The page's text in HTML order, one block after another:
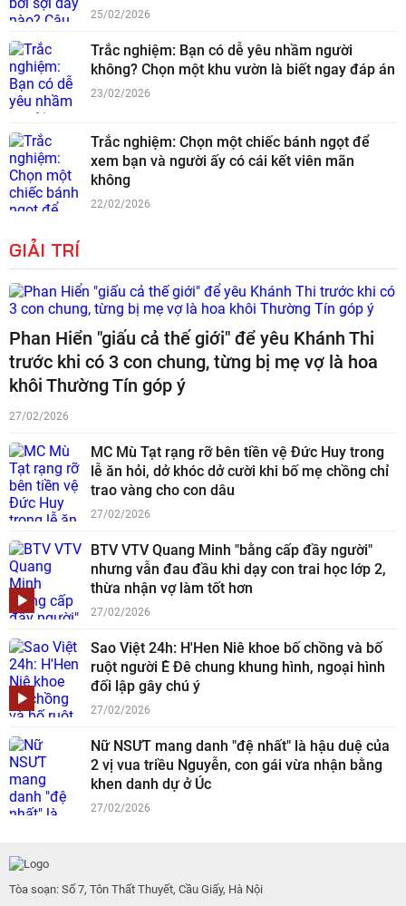
25/02/2026
Trắc nghiệm: Bạn có dễ yêu nhầm người
không? Chọn một khu vườn là biết ngay đáp án
23/02/2026
Trắc nghiệm: Chọn một chiếc bánh ngọt để
xem bạn và người ấy có cái kết viên mãn
không
22/02/2026
GIẢI TRÍ
Phan Hiển "giấu cả thế giới" để yêu Khánh Thi
trước khi có 3 con chung, từng bị mẹ vợ là hoa
khôi Thường Tín góp ý
27/02/2026
MC Mù Tạt rạng rỡ bên tiền vệ Đức Huy trong
lễ ăn hỏi, dở khóc dở cười khi bố mẹ chồng chỉ
trao vàng cho con dâu
27/02/2026
BTV VTV Quang Minh "bằng cấp đầy người"
nhưng vẫn đau đầu khi dạy con trai học lớp 2,
thừa nhận vợ làm tốt hơn
27/02/2026
Sao Việt 24h: H'Hen Niê khoe bố chồng và bố
ruột người Ê Đê chung khung hình, ngoại hình
đối lập gây chú ý
27/02/2026
Nữ NSƯT mang danh "đệ nhất" là hậu duệ của
2 vị vua triều Nguyễn, con gái vừa nhận bằng
khen danh dự ở Úc
27/02/2026
Tòa soạn: Số 7, Tôn Thất Thuyết, Cầu Giấy, Hà Nội